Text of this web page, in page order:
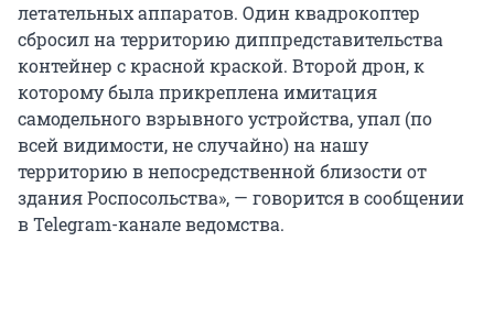
летательных аппаратов. Один квадрокоптер
сбросил на территорию диппредставительства
контейнер с красной краской. Второй дрон, к
которому была прикреплена имитация
самодельного взрывного устройства, упал (по
всей видимости, не случайно) на нашу
территорию в непосредственной близости от
здания Роспосольства», — говорится в сообщении
в Telegram-канале ведомства.